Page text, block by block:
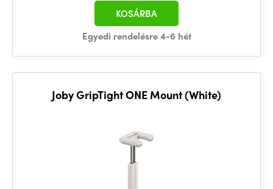
Egyedi rendelésre 4-6 hét
KOSÁRBA
Joby GripTight ONE Mount (White)